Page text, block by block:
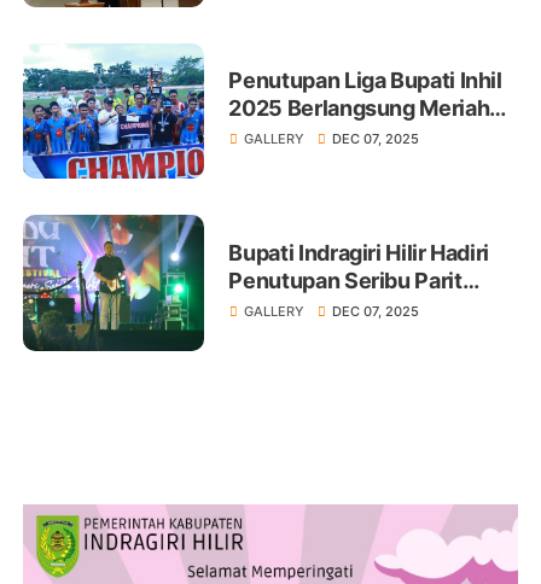
Penutupan Liga Bupati Inhil
2025 Berlangsung Meriah
dan Menjunjung Sportivitas
GALLERY DEC 07, 2025
Bupati Indragiri Hilir Hadiri
Penutupan Seribu Parit
Creative Festival 2025
GALLERY DEC 07, 2025